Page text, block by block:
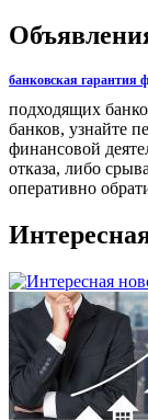
банковская гарантия
подходящих
банков, узнайте
финансовой
отказа, либо
оперативно